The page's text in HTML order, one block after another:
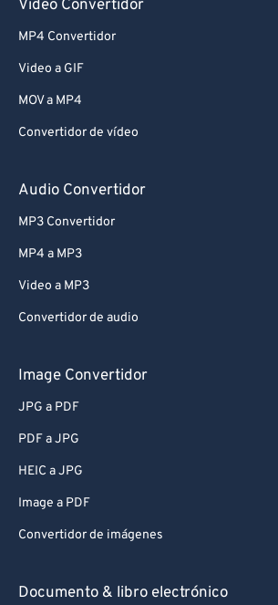
Video Convertidor
MP4 Convertidor
Video a GIF
MOV a MP4
Convertidor de vídeo
Audio Convertidor
MP3 Convertidor
MP4 a MP3
Video a MP3
Convertidor de audio
Image Convertidor
JPG a PDF
PDF a JPG
HEIC a JPG
Image a PDF
Convertidor de imágenes
Documento & libro electrónico